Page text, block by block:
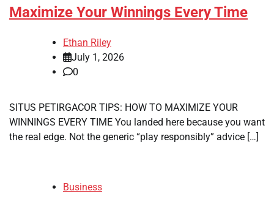
Maximize Your Winnings Every Time
Ethan Riley
July 1, 2026
0
SITUS PETIRGACOR TIPS: HOW TO MAXIMIZE YOUR
WINNINGS EVERY TIME You landed here because you want
the real edge. Not the generic “play responsibly” advice […]
Business